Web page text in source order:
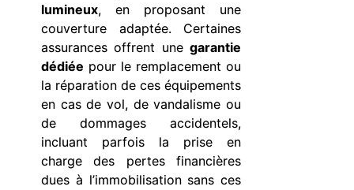
lumineux, en proposant une
couverture adaptée. Certaines
assurances offrent une garantie
dédiée pour le remplacement ou
la réparation de ces équipements
en cas de vol, de vandalisme ou
de dommages accidentels,
incluant parfois la prise en
charge des pertes financières
dues à l’immobilisation sans ces